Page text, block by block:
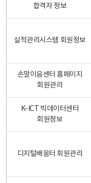
합격자 정보
실적관리시스템 회원정보
손말이음센터 홈페이지
회원관리
K-ICT 빅데이터센터
회원정보
디지털배움터 회원관리